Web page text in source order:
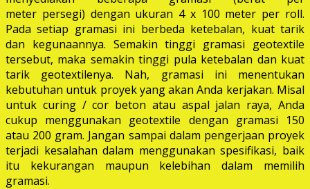
meter persegi) dengan ukuran 4 x 100 meter per roll.
Pada setiap gramasi ini berbeda ketebalan, kuat tarik
dan kegunaannya. Semakin tinggi gramasi geotextile
tersebut, maka semakin tinggi pula ketebalan dan kuat
tarik geotextilenya. Nah, gramasi ini menentukan
kebutuhan untuk proyek yang akan Anda kerjakan. Misal
untuk curing / cor beton atau aspal jalan raya, Anda
cukup menggunakan geotextile dengan gramasi 150
atau 200 gram. Jangan sampai dalam pengerjaan proyek
terjadi kesalahan dalam menggunakan spesifikasi, baik
itu kekurangan maupun kelebihan dalam memilih
gramasi.